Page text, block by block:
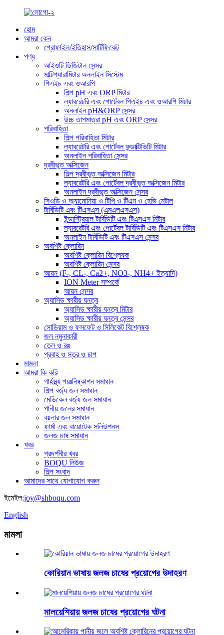
হোম
আমরা কেন
প্রোফাইল/ইতিহাস/সার্টিফিকেট
পণ্য
আইওটি ডিজিটাল সেন্সর
মাল্টিপ্যারামিটার অনলাইন সিস্টেম
পিএইচ এবং ওআরপি
শিল্প pH এবং ORP মিটার
ল্যাবরেটরি এবং পোর্টেবল পিএইচ এবং ওআরপি মিটার
অনলাইন pH&ORP সেন্সর
উচ্চ তাপমাত্রা pH এবং ORP সেন্সর
পরিবাহিতা
শিল্প পরিবাহিতা মিটার
ল্যাবরেটরি এবং পোর্টেবল কন্ডাক্টিভিটি মিটার
অনলাইন পরিবাহিতা সেন্সর
দ্রবীভূত অক্সিজেন
শিল্প দ্রবীভূত অক্সিজেন মিটার
ল্যাবরেটরি এবং পোর্টেবল দ্রবীভূত অক্সিজেন মিটার
অনলাইন দ্রবীভূত অক্সিজেন সেন্সর
সিওডি ও অ্যামোনিয়া ও টিপি ও টিএন ও হেভি মেটাল
টার্বিডিটি এবং টিএসএস (এমএলএসএস)
ইন্ডাস্ট্রিয়াল টার্বিডিটি এবং টিএসএস মিটার
ল্যাবরেটরি এবং পোর্টেবল টার্বিডিটি এবং টিএসএস মিটার
অনলাইন টার্বিডিটি এবং টিএসএস সেন্সর
অবশিষ্ট ক্লোরিন
অবশিষ্ট ক্লোরিন বিশ্লেষক
অবশিষ্ট ক্লোরিন সেন্সর
আয়ন (F-, CL-, Ca2+, NO3-, NH4+ ইত্যাদি)
ION Meter সম্পর্কে
আয়ন সেন্সর
অ্যাসিড ক্ষারীয় ঘনত্ব
অ্যাসিড ক্ষারীয় ঘনত্ব মিটার
অ্যাসিড ক্ষারীয় ঘনত্ব সেন্সর
সোডিয়াম ও ফসফেট ও সিলিকেট বিশ্লেষক
জল নমুনাকারী
তেল ও রঙ
প্রবাহ ও স্তর ও চাপ
মামলা
আমরা কি করি
গার্হস্থ্য পয়ঃনিষ্কাশন সমাধান
শিল্প বর্জ্য জল সমাধান
মেডিকেল বর্জ্য জল সমাধান
পানীয় জলের সমাধান
বয়লার জল সমাধান
ফার্মা এবং বায়োটেক সলিউশনস
জলজ চাষ সমাধান
খবর
প্রদর্শনীর খবর
BOQU নিউজ
শিল্প সংবাদ
আমাদের সাথে যোগাযোগ করুন
ইমেইল:joy@shboqu.com
English
মামলা
কোরিয়ান ভাষায় জলজ চাষের প্রয়োগের উদাহরণ
মালয়েশিয়ায় জলজ চাষের প্রয়োগের ঘটনা